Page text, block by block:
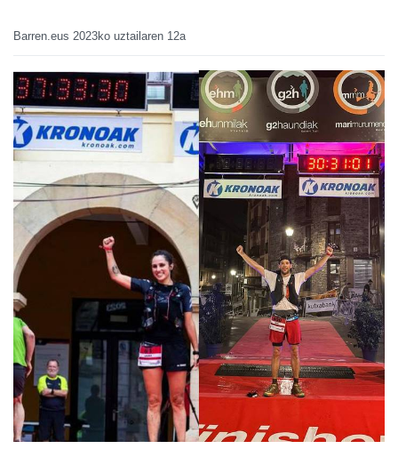
Barren.eus 2023ko uztailaren 12a